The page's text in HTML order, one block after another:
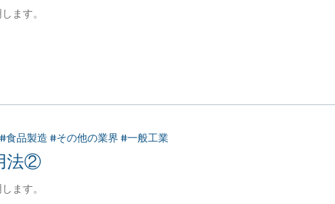
ます。
食品製造 #その他の業界 #一般工業
法②
ます。